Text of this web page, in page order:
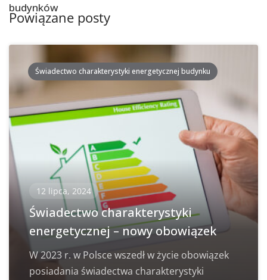
budynków
Powiązane posty
Świadectwo charakterystyki energetycznej budynku
12 lipca, 2024
Świadectwo charakterystyki
energetycznej – nowy obowiązek
W 2023 r. w Polsce wszedł w życie obowiązek
posiadania świadectwa charakterystyki